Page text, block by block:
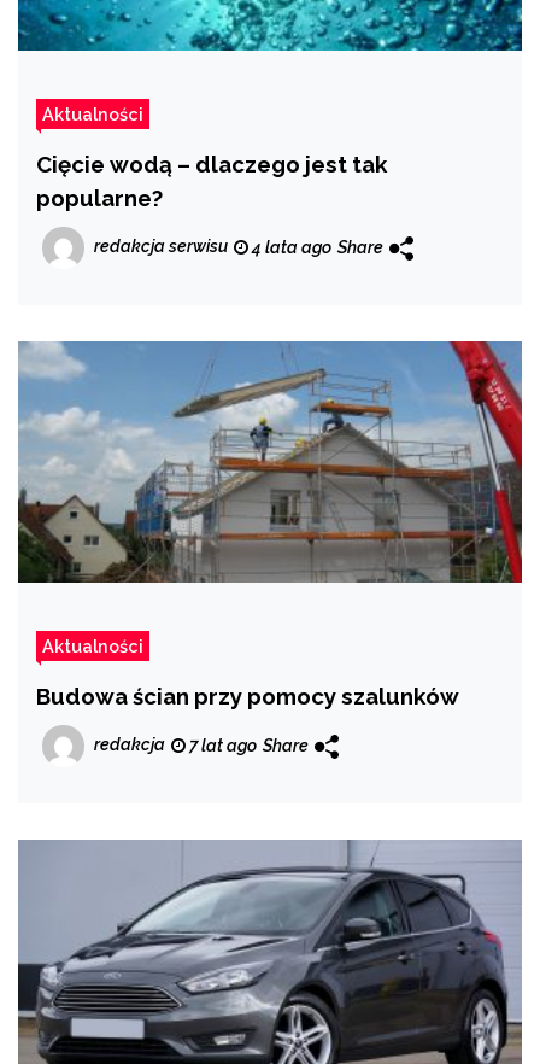
Aktualności
Cięcie wodą – dlaczego jest tak
popularne?
redakcja serwisu 4 lata ago Share
Aktualności
Budowa ścian przy pomocy szalunków
redakcja 7 lat ago Share